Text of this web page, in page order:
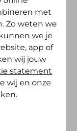
aan het
door een
met
Zo weten we
we je
app of
wij jouw
statement
wij en onze